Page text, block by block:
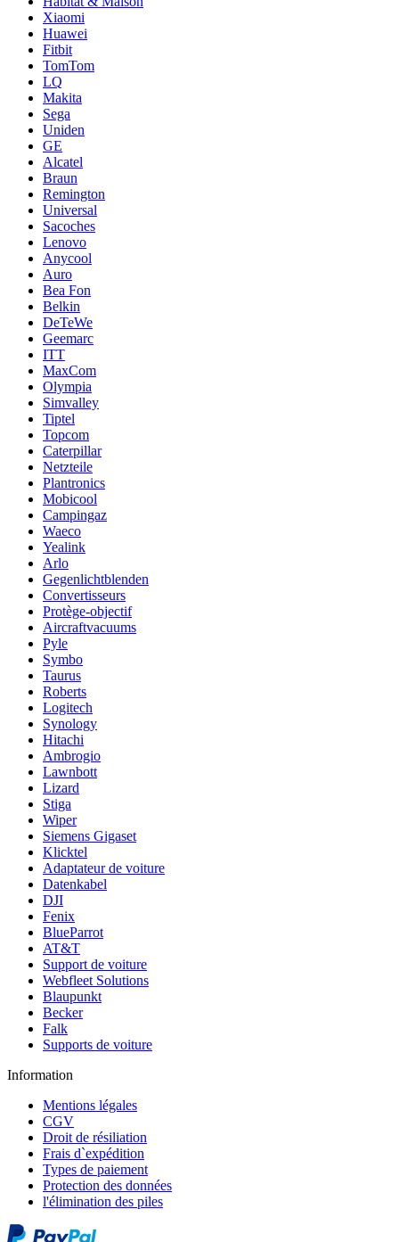
Xiaomi
Huawei
Fitbit
TomTom
LQ
Makita
Sega
Uniden
GE
Alcatel
Braun
Remington
Universal
Sacoches
Lenovo
Anycool
Auro
Bea Fon
Belkin
DeTeWe
Geemarc
ITT
MaxCom
Olympia
Simvalley
Tiptel
Topcom
Caterpillar
Netzteile
Plantronics
Mobicool
Campingaz
Waeco
Yealink
Arlo
Gegenlichtblenden
Convertisseurs
Protège-objectif
Aircraftvacuums
Pyle
Symbo
Taurus
Roberts
Logitech
Synology
Hitachi
Ambrogio
Lawnbott
Lizard
Stiga
Wiper
Siemens Gigaset
Klicktel
Adaptateur de voiture
Datenkabel
DJI
Fenix
BlueParrot
AT&T
Support de voiture
Webfleet Solutions
Blaupunkt
Becker
Falk
Supports de voiture
Information
Mentions légales
CGV
Droit de résiliation
Frais d`expédition
Types de paiement
Protection des données
l'élimination des piles